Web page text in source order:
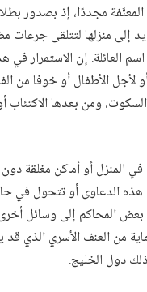
المعنَّفة مجددًا، إذ بصدور
منزلها لتتلقى جرعات
إن الاستمرار في
لأجل الأطفال أو خوفا من
ومن بعدها
المنزل أو أماكن مغلقة
الدعاوى أو تتحول في
بعض المحاكم إلى وسائل
من العنف الأسري الذي قد
دول الخليج.